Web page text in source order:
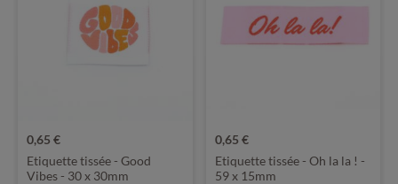
0,65 €
Etiquette tissée - Good
Vibes - 30 x 30mm
0,65 €
Etiquette tissée - Oh la la ! -
59 x 15mm